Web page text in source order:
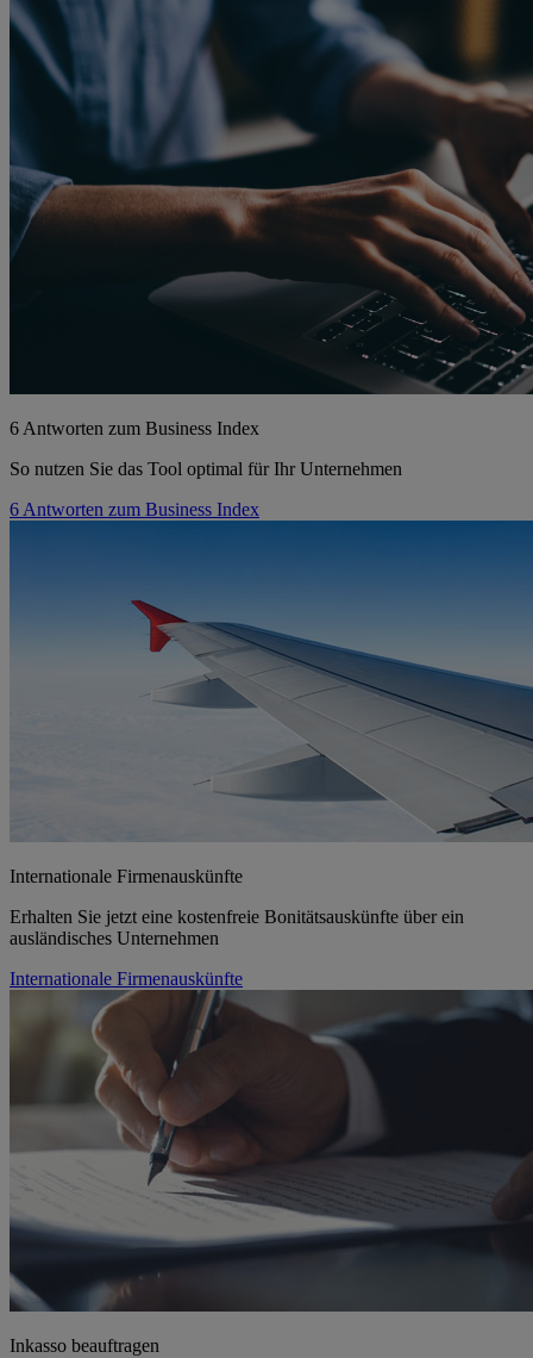
6 Antworten zum Business Index
So nutzen Sie das Tool optimal für Ihr Unternehmen
6 Antworten zum Business Index
Internationale Firmenauskünfte
Erhalten Sie jetzt eine kostenfreie Bonitätsauskünfte über ein
ausländisches Unternehmen
Internationale Firmenauskünfte
Inkasso beauftragen